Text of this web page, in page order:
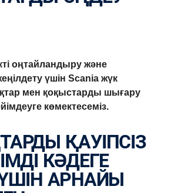
оңтайландыру және
үшін Scania жүк
мен қоқыстарды шығару
көмектесеміз.
КӘДЕГЕ
АРНАЙЫ